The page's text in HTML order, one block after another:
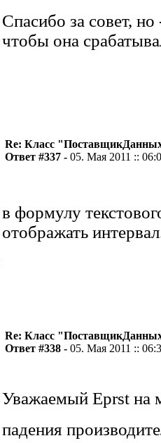
Спасибо за совет,
чтобы она
Re: Класс
Ответ #337 - 05. Мая 2011 ::
в формулу
отображать
Re: Класс
Ответ #338 - 05. Мая 2011 ::
Уважаемый Eprst на
падения